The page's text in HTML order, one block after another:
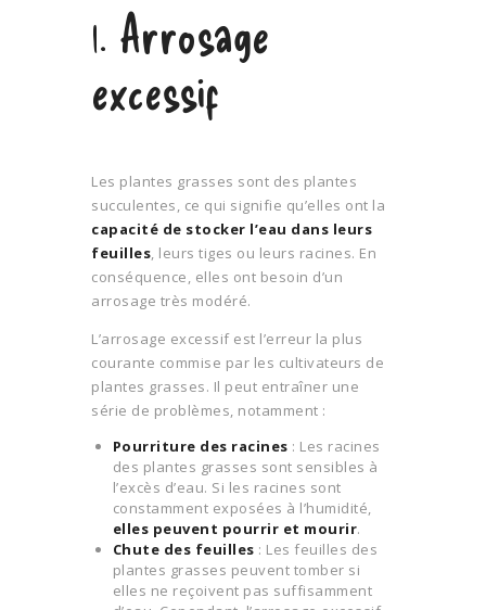
1. Arrosage
excessif
Les plantes grasses sont des plantes
succulentes, ce qui signifie qu’elles ont la
capacité de stocker l’eau dans leurs
feuilles, leurs tiges ou leurs racines. En
conséquence, elles ont besoin d’un
arrosage très modéré.
L’arrosage excessif est l’erreur la plus
courante commise par les cultivateurs de
plantes grasses. Il peut entraîner une
série de problèmes, notamment :
Pourriture des racines : Les racines
des plantes grasses sont sensibles à
l’excès d’eau. Si les racines sont
constamment exposées à l’humidité,
elles peuvent pourrir et mourir.
Chute des feuilles : Les feuilles des
plantes grasses peuvent tomber si
elles ne reçoivent pas suffisamment